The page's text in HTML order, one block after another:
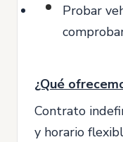
Probar
¿Qué
Contrato
y horario